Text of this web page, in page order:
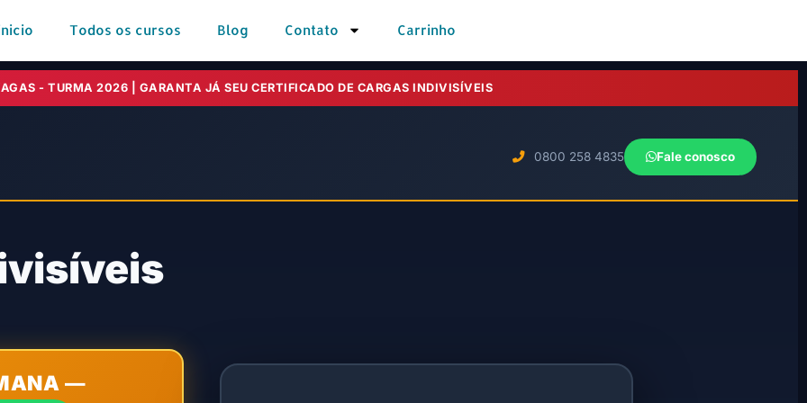
Todos os cursos Blog Contato Carrinho
- TURMA 2026 | GARANTA JÁ SEU CERTIFICADO DE CARGAS INDIVISÍVEIS
0800 258 4835 Fale conosco
—